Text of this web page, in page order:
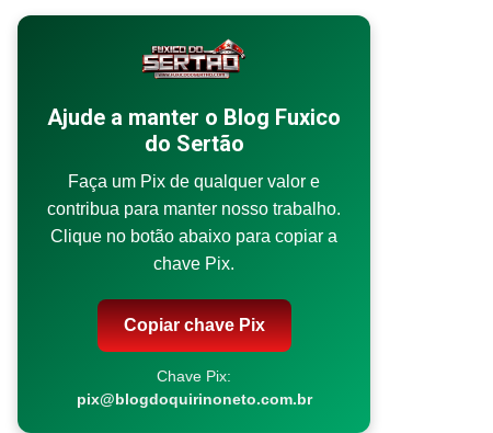
Ajude a manter o Blog Fuxico
do Sertão
Faça um Pix de qualquer valor e
contribua para manter nosso trabalho.
Clique no botão abaixo para copiar a
chave Pix.
Copiar chave Pix
Chave Pix:
pix@blogdoquirinoneto.com.br